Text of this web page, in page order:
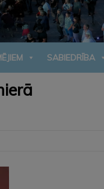
SABIEDRĪBA